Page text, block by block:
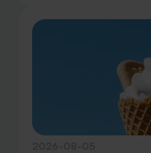
fogalmak közül,